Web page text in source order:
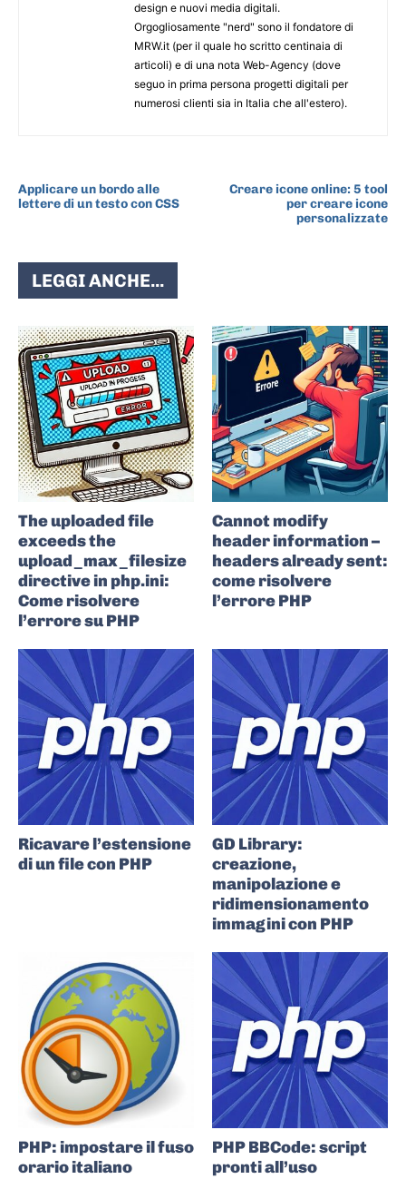
design e nuovi media digitali.
Orgogliosamente "nerd" sono il fondatore di
MRW.it (per il quale ho scritto centinaia di
articoli) e di una nota Web-Agency (dove
seguo in prima persona progetti digitali per
numerosi clienti sia in Italia che all'estero).
Applicare un bordo alle
lettere di un testo con CSS
Creare icone online: 5 tool
per creare icone
personalizzate
LEGGI ANCHE...
The uploaded file
exceeds the
upload_max_filesize
directive in php.ini:
Come risolvere
l’errore su PHP
Cannot modify
header information –
headers already sent:
come risolvere
l’errore PHP
Ricavare l’estensione
di un file con PHP
GD Library:
creazione,
manipolazione e
ridimensionamento
immagini con PHP
PHP: impostare il fuso
orario italiano
PHP BBCode: script
pronti all’uso